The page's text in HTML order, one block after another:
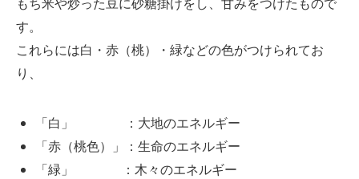
す。
これらには白・赤（桃）・緑などの色がつけられてお
り、
「白」 ：大地のエネルギー
「赤（桃色）」：生命のエネルギー
「緑」 ：木々のエネルギー